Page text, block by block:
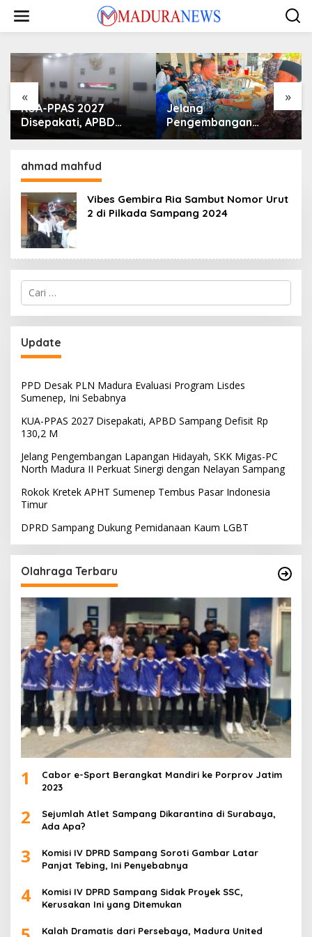
konten
« »
KUA-PPAS 2027
Disepakati, APBD
Sampang Defisit Rp
Jelang
Pengembangan
Lapangan Hidayah,
Nelayan Sampang
ahmad mahfud
Vibes Gembira Ria Sambut Nomor Urut
2 di Pilkada Sampang 2024
Cari
untuk:
Update
PPD Desak PLN Madura Evaluasi Program Lisdes
Sumenep, Ini Sebabnya
KUA-PPAS 2027 Disepakati, APBD Sampang Defisit Rp
130,2 M
Jelang Pengembangan Lapangan Hidayah, SKK Migas-PC
North Madura II Perkuat Sinergi dengan Nelayan Sampang
Rokok Kretek APHT Sumenep Tembus Pasar Indonesia
Timur
DPRD Sampang Dukung Pemidanaan Kaum LGBT
Olahraga Terbaru
1
Cabor e-Sport Berangkat Mandiri ke Porprov Jatim
2023
2
Sejumlah Atlet Sampang Dikarantina di Surabaya,
Ada Apa?
3
Komisi IV DPRD Sampang Soroti Gambar Latar
Panjat Tebing, Ini Penyebabnya
4
Komisi IV DPRD Sampang Sidak Proyek SSC,
Kerusakan Ini yang Ditemukan
Kalah Dramatis dari Persebaya, Madura United